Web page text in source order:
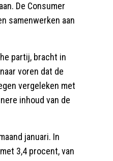
De Consumer
samenwerken aan
partij, bracht in
voren dat de
vergeleken met
inhoud van de
januari. In
3,4 procent, van